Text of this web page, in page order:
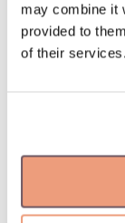
may combine it
provided to
of their services.
0.070ct),